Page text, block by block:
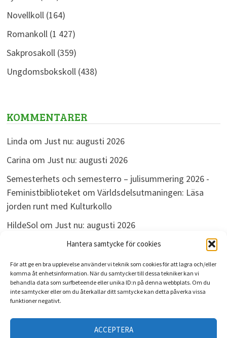
Hantera samtycke för cookies
För att ge en bra upplevelse använder vi teknik som cookies för att lagra och/eller
komma åt enhetsinformation. När du samtycker till dessa tekniker kan vi
behandla data som surfbeteende eller unika ID:n på denna webbplats. Om du
inte samtycker eller om du återkallar ditt samtycke kan detta påverka vissa
funktioner negativt.
ACCEPTERA
Novellkoll(164)
Romankoll(1 427)
Sakprosakoll(359)
Ungdomsbokskoll(438)
KOMMENTARER
Linda om Just nu: augusti 2026
Carina om Just nu: augusti 2026
Semesterhets och semesterro – julisummering 2026 -
Feministbiblioteketom Världsdelsutmaningen: Läsa
jorden runt med Kulturkollo
HildeSolom Just nu: augusti 2026
omJust nu: augusti 2026
ARKIV